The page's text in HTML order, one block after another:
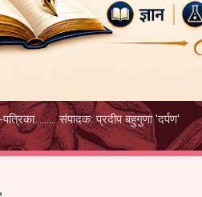
पत्रिका......... संपादक: प्रदीप बहुगुणा 'दर्पण'